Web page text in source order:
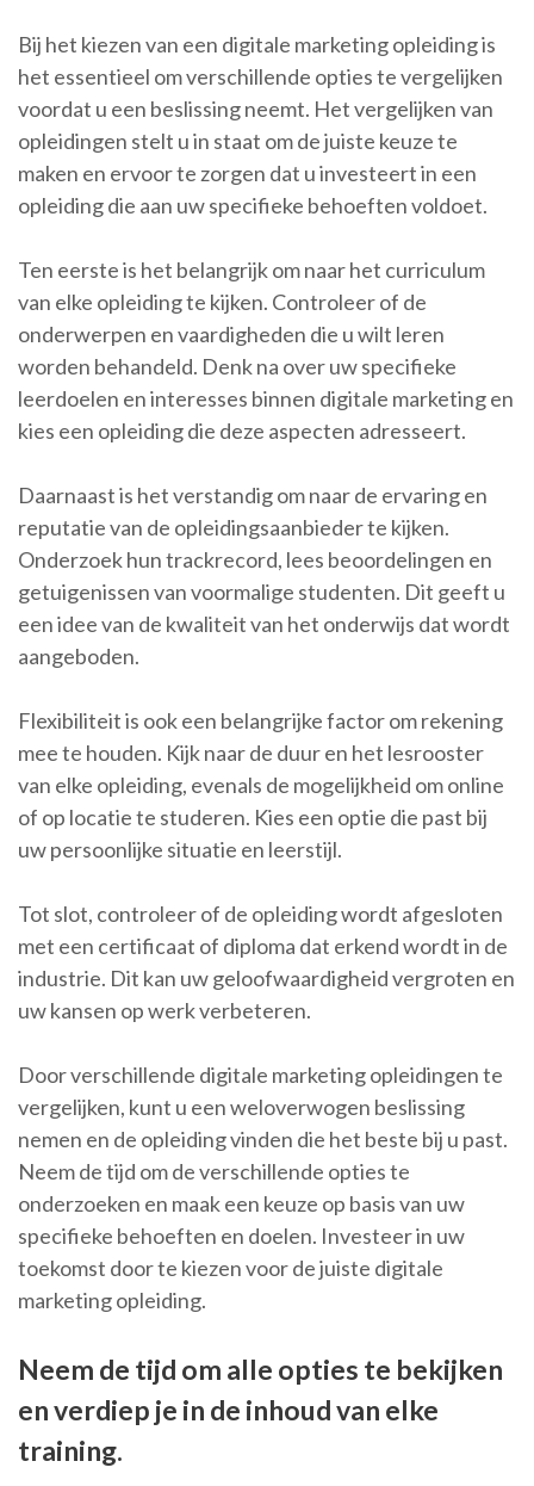
Bij het kiezen van een digitale marketing opleiding is
het essentieel om verschillende opties te vergelijken
voordat u een beslissing neemt. Het vergelijken van
opleidingen stelt u in staat om de juiste keuze te
maken en ervoor te zorgen dat u investeert in een
opleiding die aan uw specifieke behoeften voldoet.
Ten eerste is het belangrijk om naar het curriculum
van elke opleiding te kijken. Controleer of de
onderwerpen en vaardigheden die u wilt leren
worden behandeld. Denk na over uw specifieke
leerdoelen en interesses binnen digitale marketing en
kies een opleiding die deze aspecten adresseert.
Daarnaast is het verstandig om naar de ervaring en
reputatie van de opleidingsaanbieder te kijken.
Onderzoek hun trackrecord, lees beoordelingen en
getuigenissen van voormalige studenten. Dit geeft u
een idee van de kwaliteit van het onderwijs dat wordt
aangeboden.
Flexibiliteit is ook een belangrijke factor om rekening
mee te houden. Kijk naar de duur en het lesrooster
van elke opleiding, evenals de mogelijkheid om online
of op locatie te studeren. Kies een optie die past bij
uw persoonlijke situatie en leerstijl.
Tot slot, controleer of de opleiding wordt afgesloten
met een certificaat of diploma dat erkend wordt in de
industrie. Dit kan uw geloofwaardigheid vergroten en
uw kansen op werk verbeteren.
Door verschillende digitale marketing opleidingen te
vergelijken, kunt u een weloverwogen beslissing
nemen en de opleiding vinden die het beste bij u past.
Neem de tijd om de verschillende opties te
onderzoeken en maak een keuze op basis van uw
specifieke behoeften en doelen. Investeer in uw
toekomst door te kiezen voor de juiste digitale
marketing opleiding.
Neem de tijd om alle opties te bekijken
en verdiep je in de inhoud van elke
training.